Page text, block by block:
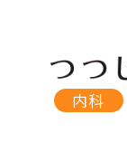
内科